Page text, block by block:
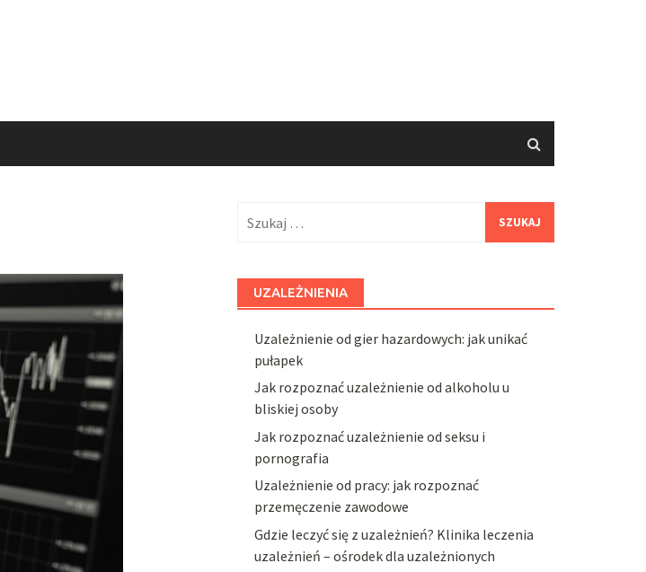
UZALEŻNIENIA
Uzależnienie od gier hazardowych: jak unikać
pułapek
Jak rozpoznać uzależnienie od alkoholu u
bliskiej osoby
Jak rozpoznać uzależnienie od seksu i
pornografia
Uzależnienie od pracy: jak rozpoznać
przemęczenie zawodowe
Gdzie leczyć się z uzależnień? Klinika leczenia
uzależnień – ośrodek dla uzależnionych